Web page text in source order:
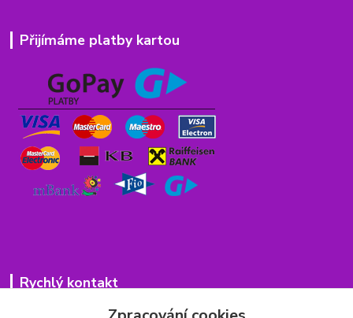
Přijímáme platby kartou
Rychlý kontakt